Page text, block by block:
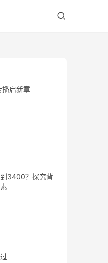
播启新章
3400？探究背